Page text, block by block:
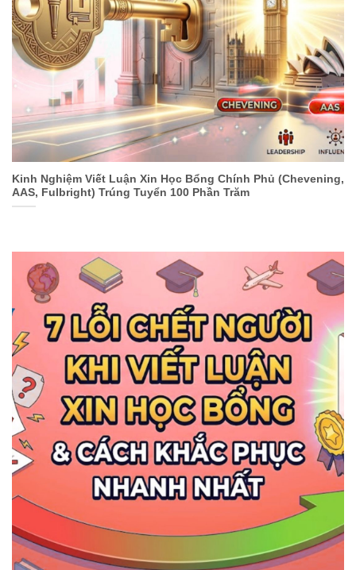
Kinh Nghiệm Viết Luận Xin Học Bổng Chính Phủ (Chevening,
AAS, Fulbright) Trúng Tuyển 100 Phần Trăm